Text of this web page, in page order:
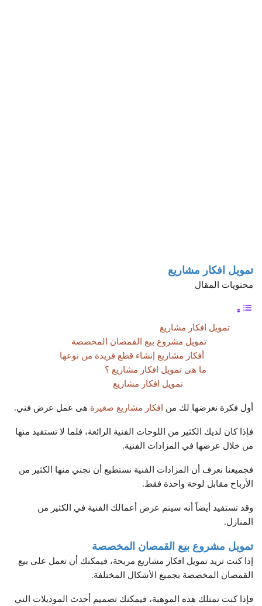
تمويل افكار مشاريع
محتويات المقال
تمويل افكار مشاريع
تمويل مشروع بيع القمصان المخصصة
أفكار مشاريع إنشاء قطع فريدة من نوعها
ما هى تمويل افكار مشاريع ؟
تمويل افكار مشاريع
أول فكرة نعرضها لك من افكار مشاريع صغيرة هى عمل عرض فني.
فإذا كان لديك الكثير من اللوحات الفنية الرائعة، فلما لا تستفيد منها
من خلال عرضها في المزادات الفنية.
فجميعنا نعرف أن المزادات الفنية نستطيع أن نجني منها الكثير من
الأرباح مقابل لوحة واحدة فقط.
وقد تستفيد أيضاً أنه سيتم عرض أعمالك الفنية في الكثير من
المنازل.
تمويل مشروع بيع القمصان المخصصة
إذا كنت تريد تمويل افكار مشاريع مربحة، فيمكنك أن تعمل على بيع
القمصان المخصصة بجميع الأشكال المختلفة.
فإذا كنت تمتلك هذه الموهبة، فيمكنك تصميم أحدث الموديلات التي